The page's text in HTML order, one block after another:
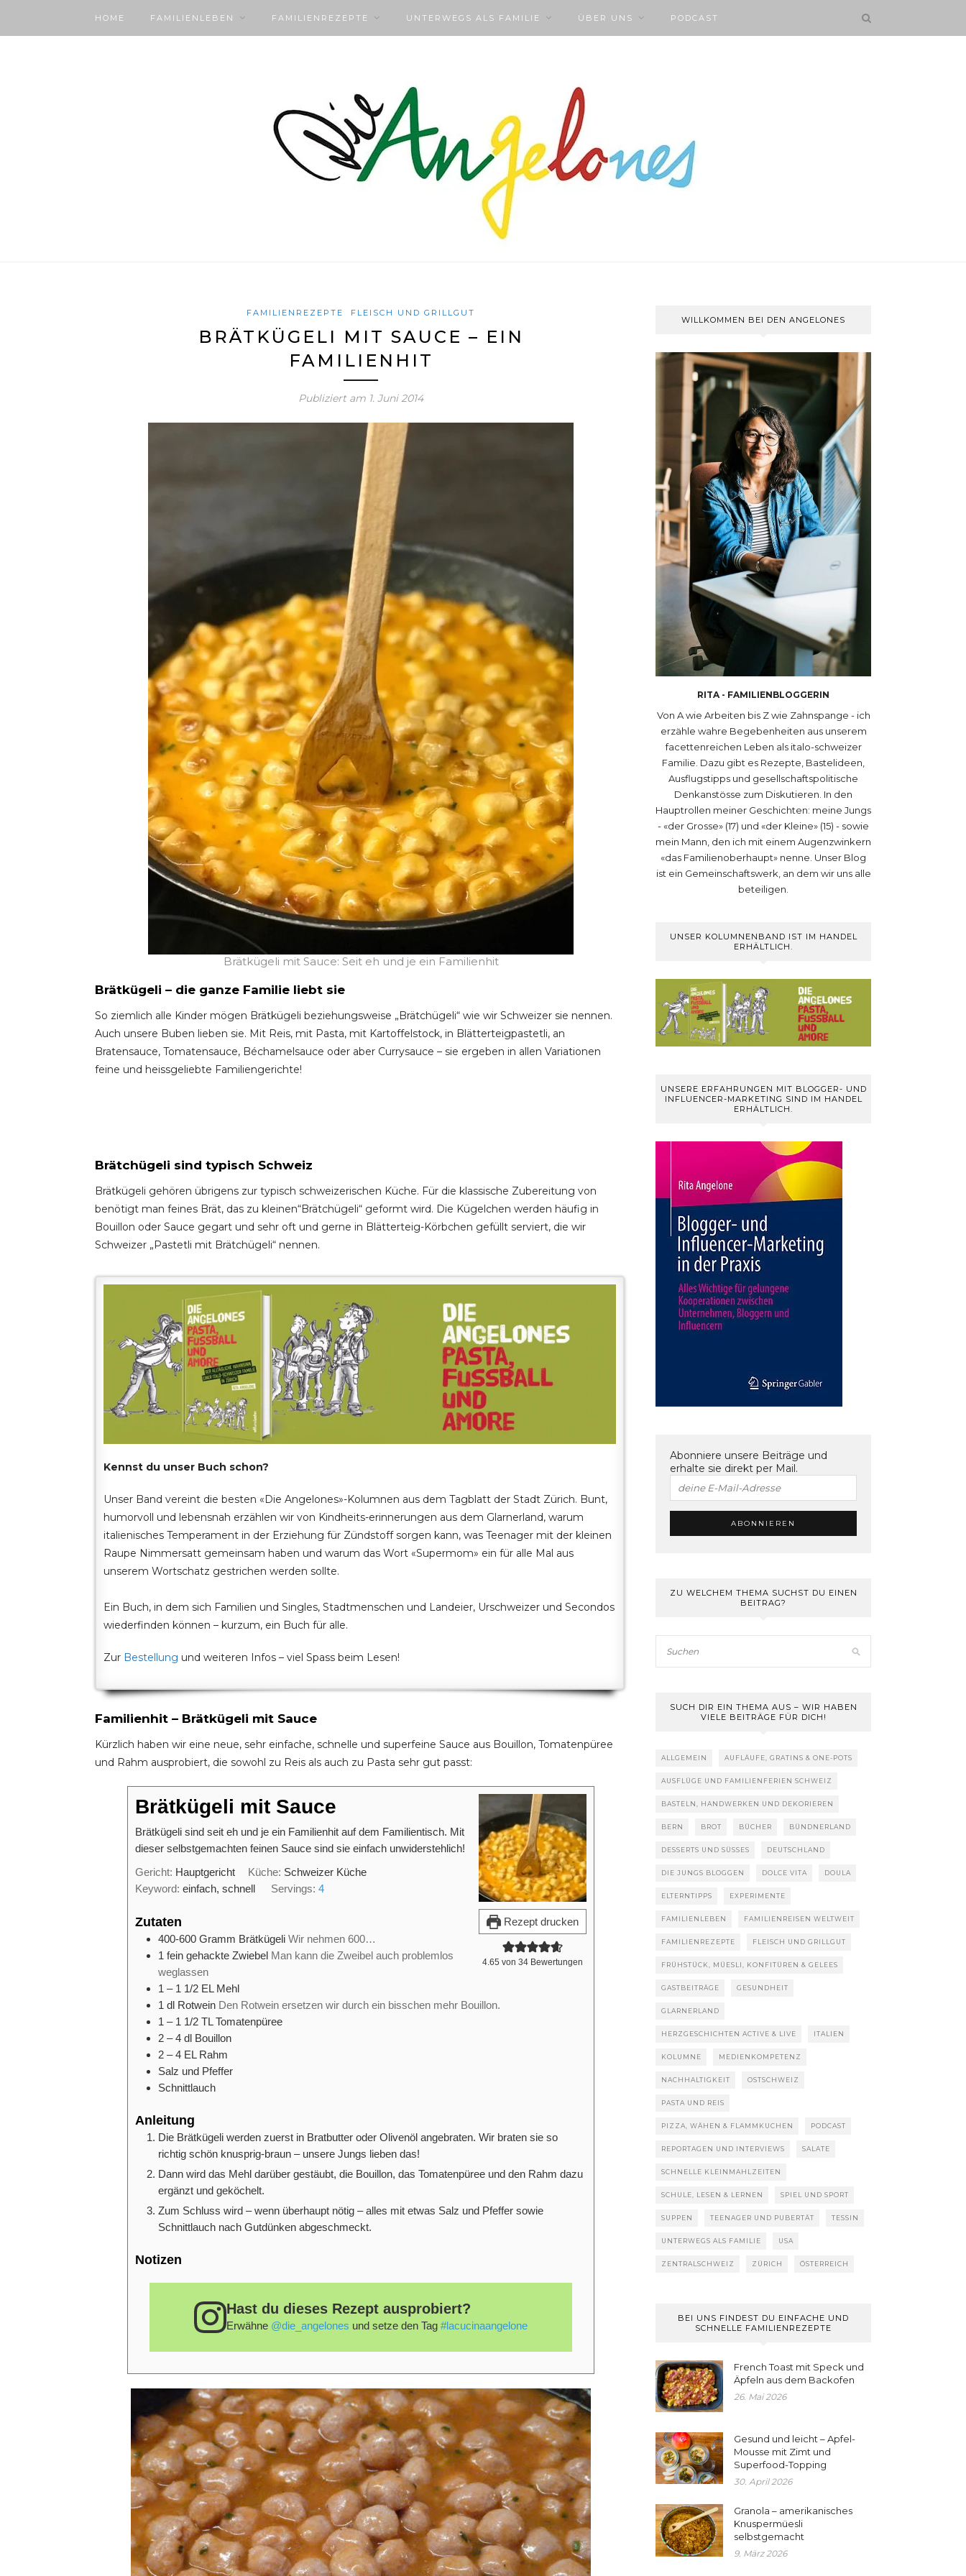
HOME FAMILIENLEBEN FAMILIENREZEPTE UNTERWEGS ALS FAMILIE ÜBER UNS PODCAST
FAMILIENREZEPTE FLEISCH UND GRILLGUT
BRÄTKÜGELI MIT SAUCE – EIN
FAMILIENHIT
Publiziert am 1. Juni 2014
Brätkügeli mit Sauce: Seit eh und je ein Familienhit
Brätkügeli – die ganze Familie liebt sie
So ziemlich alle Kinder mögen Brätkügeli beziehungsweise „Brätchügeli“ wie wir Schweizer sie nennen.
Auch unsere Buben lieben sie. Mit Reis, mit Pasta, mit Kartoffelstock, in Blätterteigpastetli, an
Bratensauce, Tomatensauce, Béchamelsauce oder aber Currysauce – sie ergeben in allen Variationen
feine und heissgeliebte Familiengerichte!
Brätchügeli sind typisch Schweiz
Brätkügeli gehören übrigens zur typisch schweizerischen Küche. Für die klassische Zubereitung von
benötigt man feines Brät, das zu kleinen“Brätchügeli“ geformt wird. Die Kügelchen werden häufig in
Bouillon oder Sauce gegart und sehr oft und gerne in Blätterteig-Körbchen gefüllt serviert, die wir
Schweizer „Pastetli mit Brätchügeli“ nennen.
Kennst du unser Buch schon?
Unser Band vereint die besten «Die Angelones»-Kolumnen aus dem Tagblatt der Stadt Zürich. Bunt,
humorvoll und lebensnah erzählen wir von Kindheits-erinnerungen aus dem Glarnerland, warum
italienisches Temperament in der Erziehung für Zündstoff sorgen kann, was Teenager mit der kleinen
Raupe Nimmersatt gemeinsam haben und warum das Wort «Supermom» ein für alle Mal aus
unserem Wortschatz gestrichen werden sollte.
Ein Buch, in dem sich Familien und Singles, Stadtmenschen und Landeier, Urschweizer und Secondos
wiederfinden können – kurzum, ein Buch für alle.
Zur Bestellung und weiteren Infos – viel Spass beim Lesen!
Familienhit – Brätkügeli mit Sauce
Kürzlich haben wir eine neue, sehr einfache, schnelle und superfeine Sauce aus Bouillon, Tomatenpüree
und Rahm ausprobiert, die sowohl zu Reis als auch zu Pasta sehr gut passt:
Rezept drucken
4.65 von 34 Bewertungen
Brätkügeli mit Sauce
Brätkügeli sind seit eh und je ein Familienhit auf dem Familientisch. Mit
dieser selbstgemachten feinen Sauce sind sie einfach unwiderstehlich!
Gericht: Hauptgericht Küche: Schweizer Küche
Keyword: einfach, schnell Servings:4
Zutaten
400-600 Gramm Brätkügeli Wir nehmen 600…
1 fein gehackte Zwiebel Man kann die Zweibel auch problemlos
weglassen
1 – 1 1/2 EL Mehl
1 dl Rotwein Den Rotwein ersetzen wir durch ein bisschen mehr Bouillon.
1 – 1 1/2 TL Tomatenpüree
2 – 4 dl Bouillon
2 – 4 EL Rahm
Salz und Pfeffer
Schnittlauch
Anleitung
Die Brätkügeli werden zuerst in Bratbutter oder Olivenöl angebraten. Wir braten sie so
richtig schön knusprig-braun – unsere Jungs lieben das!
Dann wird das Mehl darüber gestäubt, die Bouillon, das Tomatenpüree und den Rahm dazu
ergänzt und geköchelt.
Zum Schluss wird – wenn überhaupt nötig – alles mit etwas Salz und Pfeffer sowie
Schnittlauch nach Gutdünken abgeschmeckt.
Notizen
Hast du dieses Rezept ausprobiert?
Erwähne @die_angelones und setze den Tag #lacucinaangelone
WILLKOMMEN BEI DEN ANGELONES
RITA - FAMILIENBLOGGERIN
Von A wie Arbeiten bis Z wie Zahnspange - ich
erzähle wahre Begebenheiten aus unserem
facettenreichen Leben als italo-schweizer
Familie. Dazu gibt es Rezepte, Bastelideen,
Ausflugstipps und gesellschaftspolitische
Denkanstösse zum Diskutieren. In den
Hauptrollen meiner Geschichten: meine Jungs
- «der Grosse» (17) und «der Kleine» (15) - sowie
mein Mann, den ich mit einem Augenzwinkern
«das Familienoberhaupt» nenne. Unser Blog
ist ein Gemeinschaftswerk, an dem wir uns alle
beteiligen.
UNSER KOLUMNENBAND IST IM HANDEL
ERHÄLTLICH.
UNSERE ERFAHRUNGEN MIT BLOGGER- UND
INFLUENCER-MARKETING SIND IM HANDEL
ERHÄLTLICH.
Abonniere unsere Beiträge und
erhalte sie direkt per Mail.
ZU WELCHEM THEMA SUCHST DU EINEN
BEITRAG?
SUCH DIR EIN THEMA AUS – WIR HABEN
VIELE BEITRÄGE FÜR DICH!
ALLGEMEIN AUFLÄUFE, GRATINS & ONE-POTS
AUSFLÜGE UND FAMILIENFERIEN SCHWEIZ
BASTELN, HANDWERKEN UND DEKORIEREN
BERN BROT BÜCHER BÜNDNERLAND
DESSERTS UND SÜSSES DEUTSCHLAND
DIE JUNGS BLOGGEN DOLCE VITA DOULA
ELTERNTIPPS EXPERIMENTE
FAMILIENLEBEN FAMILIENREISEN WELTWEIT
FAMILIENREZEPTE FLEISCH UND GRILLGUT
FRÜHSTÜCK, MÜESLI, KONFITÜREN & GELEES
GASTBEITRÄGE GESUNDHEIT
GLARNERLAND
HERZGESCHICHTEN ACTIVE & LIVE ITALIEN
KOLUMNE MEDIENKOMPETENZ
NACHHALTIGKEIT OSTSCHWEIZ
PASTA UND REIS
PIZZA, WÄHEN & FLAMMKUCHEN PODCAST
REPORTAGEN UND INTERVIEWS SALATE
SCHNELLE KLEINMAHLZEITEN
SCHULE, LESEN & LERNEN SPIEL UND SPORT
SUPPEN TEENAGER UND PUBERTÄT TESSIN
UNTERWEGS ALS FAMILIE USA
ZENTRALSCHWEIZ ZÜRICH ÖSTERREICH
BEI UNS FINDEST DU EINFACHE UND
SCHNELLE FAMILIENREZEPTE
French Toast mit Speck und
Äpfeln aus dem Backofen
26. Mai 2026
Gesund und leicht – Apfel-
Mousse mit Zimt und
Superfood-Topping
30. April 2026
Granola – amerikanisches
Knuspermüesli
selbstgemacht
9. März 2026